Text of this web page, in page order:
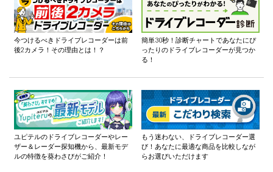
今つけるべきドライブレコーダーは前
後2カメラ！その理由とは！？
簡単30秒！診断チャートであなたにぴ
ったりのドライブレコーダーが見つか
る！
ユピテルのドライブレコーダーやレー
ザー＆レーダー探知機から、最新モデ
ルの特徴を葵わさびがご紹介！
もう迷わない、ドライブレコーダー選
び！あなたに最適な商品を比較しなが
らお選びいただけます